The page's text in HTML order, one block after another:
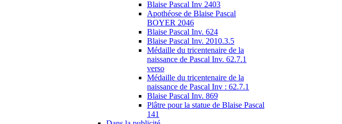
Blaise Pascal Inv 2403
Apothéose de Blaise Pascal
BOYER 2046
Blaise Pascal Inv. 624
Blaise Pascal Inv. 2010.3.5
Médaille du tricentenaire de la
naissance de Pascal Inv. 62.7.1
verso
Médaille du tricentenaire de la
naissance de Pascal Inv : 62.7.1
Blaise Pascal Inv. 869
Plâtre pour la statue de Blaise Pascal
141